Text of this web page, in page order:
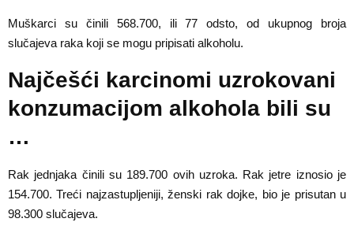
Muškarci su činili 568.700, ili 77 odsto, od ukupnog broja
slučajeva raka koji se mogu pripisati alkoholu.
Najčešći karcinomi uzrokovani
konzumacijom alkohola bili su
…
Rak jednjaka činili su 189.700 ovih uzroka. Rak jetre iznosio je
154.700. Treći najzastupljeniji, ženski rak dojke, bio je prisutan u
98.300 slučajeva.